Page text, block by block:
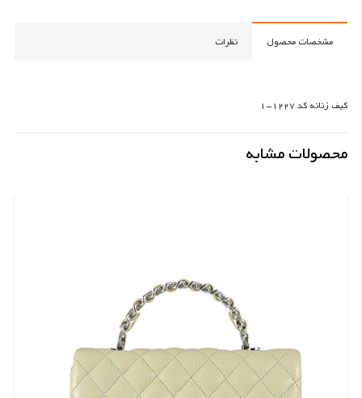
مشخصات محصول نظرات
کیف زنانه کد 1227-1
محصولات مشابه